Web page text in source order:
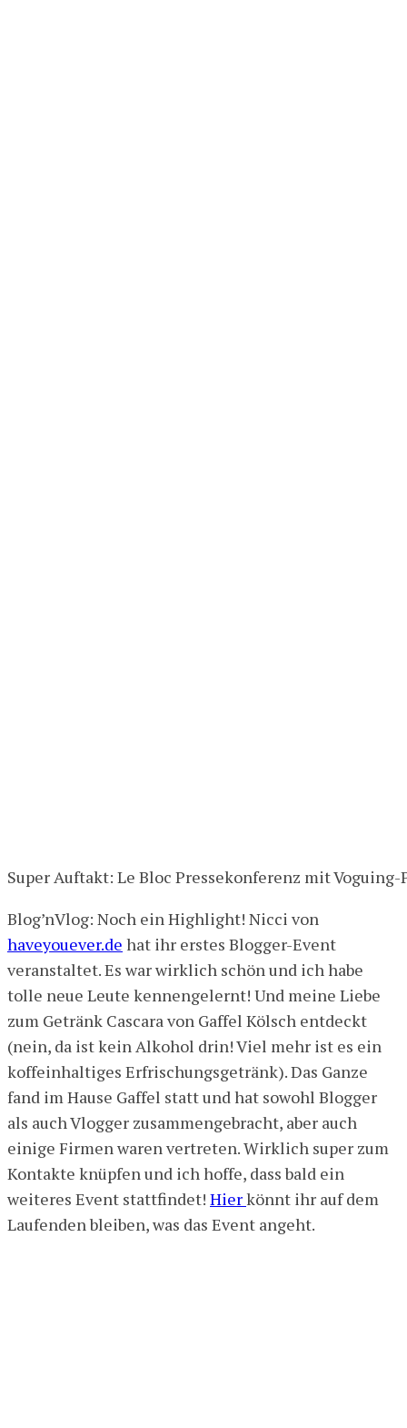
Super Auftakt: Le Bloc Pressekonferenz mit
Blog’nVlog: Noch ein Highlight! Nicci von
haveyouever.de hat ihr erstes Blogger-Event
veranstaltet. Es war wirklich schön und ich habe
tolle neue Leute kennengelernt! Und meine Liebe
zum Getränk Cascara von Gaffel Kölsch entdeckt
(nein, da ist kein Alkohol drin! Viel mehr ist es ein
koffeinhaltiges Erfrischungsgetränk). Das Ganze
fand im Hause Gaffel statt und hat sowohl Blogger
als auch Vlogger zusammengebracht, aber auch
einige Firmen waren vertreten. Wirklich super zum
Kontakte knüpfen und ich hoffe, dass bald ein
weiteres Event stattfindet! Hierkönnt ihr auf dem
Laufenden bleiben, was das Event angeht.